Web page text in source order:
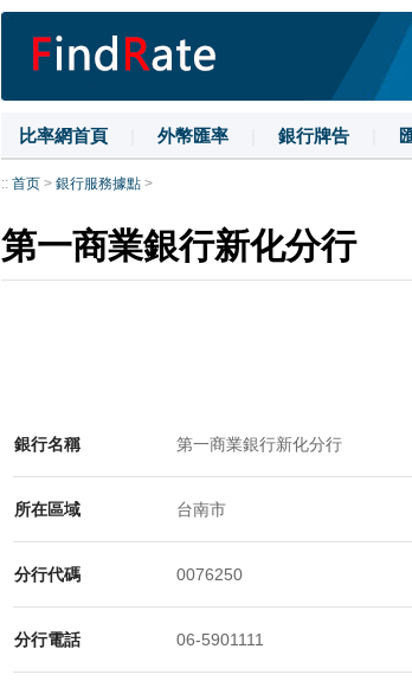
比率網首頁 外幣匯率 銀行牌告
:: 首页> 銀行服務據點>
第一商業銀行新化分行
銀行名稱 第一商業銀行新化分行
所在區域 台南市
分行代碼 0076250
分行電話 06-5901111